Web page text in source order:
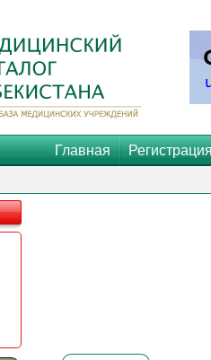
Главная